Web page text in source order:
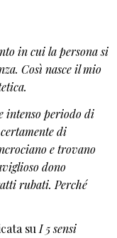
in cui la persona si
Così nasce il mio
intenso periodo di
di
e trovano
dono
rubati. Perché
su I 5 sensi